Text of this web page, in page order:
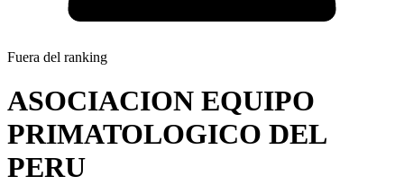
Fuera del ranking
ASOCIACION EQUIPO
PRIMATOLOGICO DEL
PERU